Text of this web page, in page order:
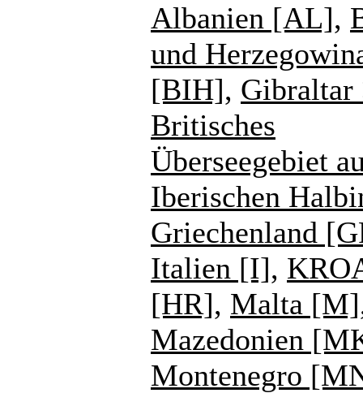
Albanien [AL],
und
[BIH], Gibraltar
Britisches
Überseegebiet
Iberischen
Griechenland
Italien [I],
[HR], Malta [M]
Mazedonien
Montenegro